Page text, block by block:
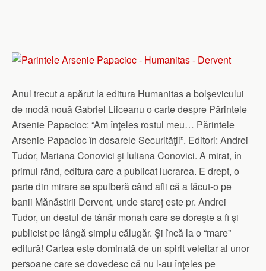
Anul trecut a apărut la editura Humanitas a bolşevicului
de modă nouă Gabriel Liiceanu o carte despre Părintele
Arsenie Papacioc: “Am înţeles rostul meu… Părintele
Arsenie Papacioc în dosarele Securităţii”. Editori: Andrei
Tudor, Mariana Conovici şi Iuliana Conovici. A mirat, în
primul rând, editura care a publicat lucrarea. E drept, o
parte din mirare se spulberă când afli că a făcut-o pe
banii Mănăstirii Dervent, unde stareţ este pr. Andrei
Tudor, un destul de tânăr monah care se doreşte a fi şi
publicist pe lângă simplu călugăr. Şi încă la o “mare”
editură! Cartea este dominată de un spirit veleitar al unor
persoane care se dovedesc că nu l-au înţeles pe